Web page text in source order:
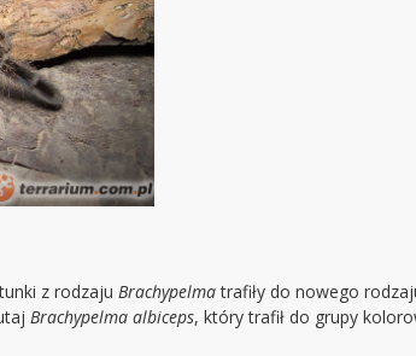
z rodzaju Brachypelmatrafiły do nowego
Brachypelma albiceps, który trafił do grupy